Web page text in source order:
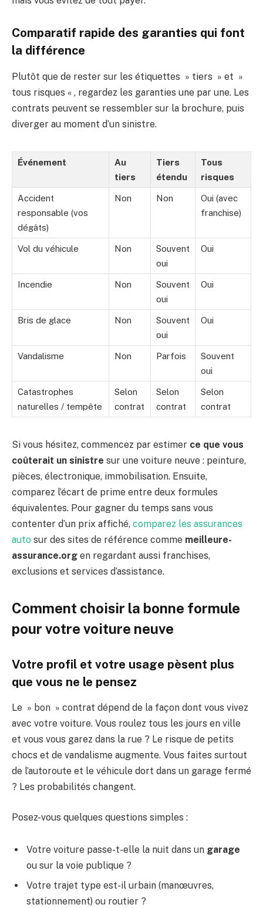
Comparatif rapide des garanties qui font
la différence
Plutôt que de rester sur les étiquettes » tiers » et »
tous risques « , regardez les garanties une par une. Les
contrats peuvent se ressembler sur la brochure, puis
diverger au moment d’un sinistre.
Événement
Au
tiers
Tiers
étendu
Tous
risques
Accident
responsable (vos
dégâts)
Non Non
Oui (avec
franchise)
Vol du véhicule Non
Souvent
oui
Oui
Incendie Non
Souvent
oui
Oui
Bris de glace Non
Souvent
oui
Oui
Vandalisme Non Parfois
Souvent
oui
Catastrophes
naturelles / tempête
Selon
contrat
Selon
contrat
Selon
contrat
Si vous hésitez, commencez par estimer ce que vous
coûterait un sinistre sur une voiture neuve : peinture,
pièces, électronique, immobilisation. Ensuite,
comparez l’écart de prime entre deux formules
équivalentes. Pour gagner du temps sans vous
contenter d’un prix affiché, comparez les assurances
auto sur des sites de référence comme meilleure-
assurance.org en regardant aussi franchises,
exclusions et services d’assistance.
Comment choisir la bonne formule
pour votre voiture neuve
Votre profil et votre usage pèsent plus
que vous ne le pensez
Le » bon » contrat dépend de la façon dont vous vivez
avec votre voiture. Vous roulez tous les jours en ville
et vous vous garez dans la rue ? Le risque de petits
chocs et de vandalisme augmente. Vous faites surtout
de l’autoroute et le véhicule dort dans un garage fermé
? Les probabilités changent.
Posez-vous quelques questions simples :
Votre voiture passe-t-elle la nuit dans un garage
ou sur la voie publique ?
Votre trajet type est-il urbain (manœuvres,
stationnement) ou routier ?